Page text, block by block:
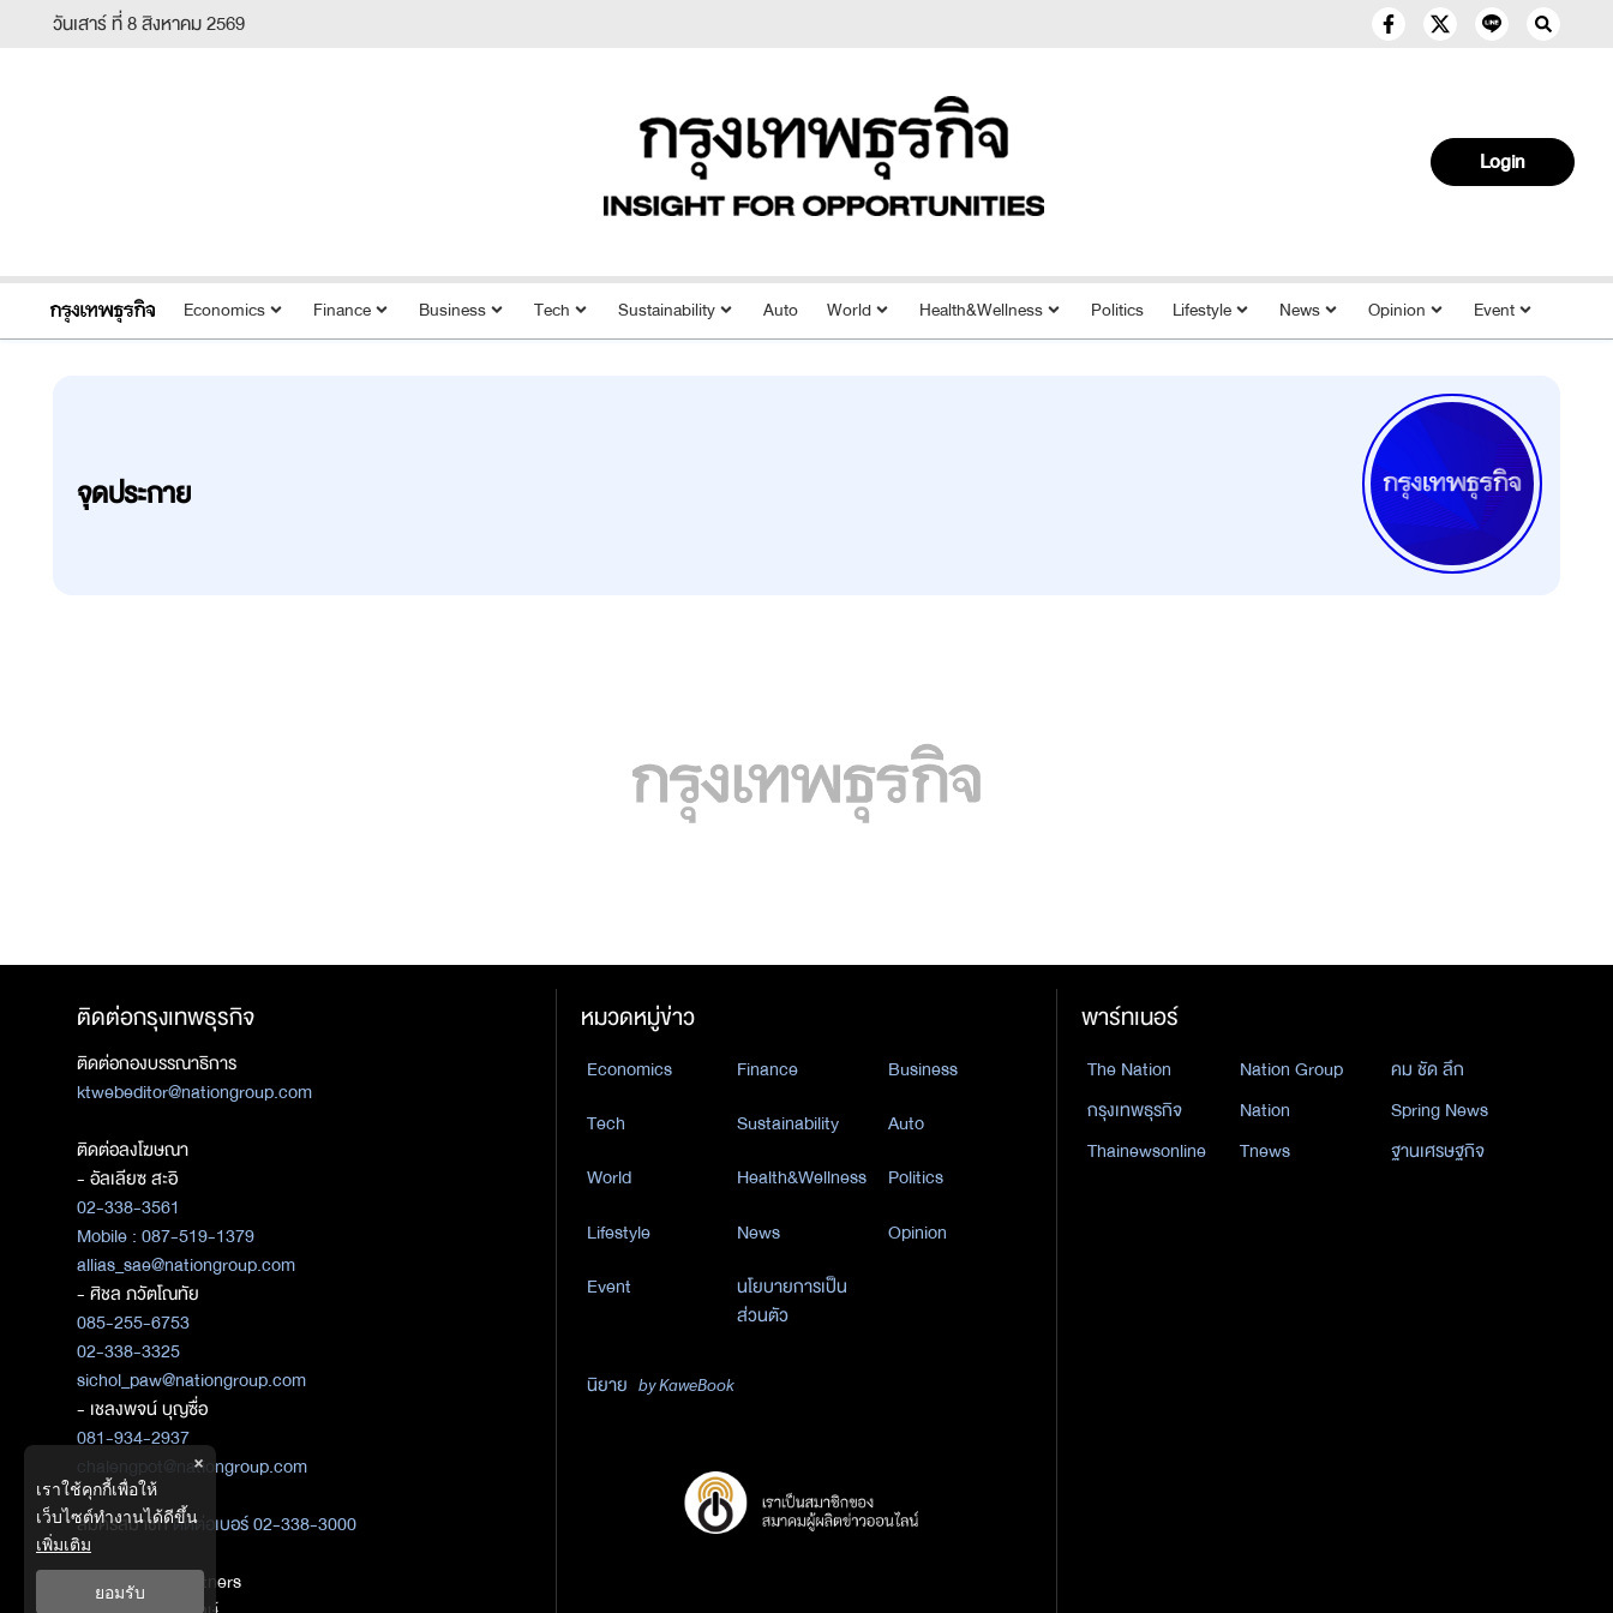
วันเสาร์ ที่ 8 สิงหาคม 2569
Login
Economics Finance Business Tech Sustainability Auto World Health&Wellness Politics Lifestyle News Opinion Event
จุดประกาย
ติดต่อกรุงเทพธุรกิจ
ติดต่อกองบรรณาธิการ
ktwebeditor@nationgroup.com
ติดต่อลงโฆษณา
- อัลเลียซ สะอิ
02-338-3561
Mobile : 087-519-1379
allias_sae@nationgroup.com
- ศิชล ภวัตโณทัย
085-255-6753
02-338-3325
sichol_paw@nationgroup.com
- เชลงพจน์ บุญซื่อ
081-934-2937
chalengpot@nationgroup.com
สมัครสมาชิกติดต่อเบอร์ 02-338-3000
ติดต่อ Media Partners
หมวดหมู่ข่าว
Economics Finance
Business
Tech
Sustainability
Auto
World
Health&Wellness
Politics
Lifestyle
News
Opinion
Event
นโยบายการเป็น
ส่วนตัว
นิยาย by KaweBook
พาร์ทเนอร์
The Nation Nation Group
คม ชัด ลึก
กรุงเทพธุรกิจ
Nation
Spring News
Thainewsonline
Tnews ฐานเศรษฐกิจ
×
เราใช้คุกกี้เพื่อให้
เว็บไซต์ทำงานได้ดีขึ้น
เพิ่มเติม
ยอมรับ